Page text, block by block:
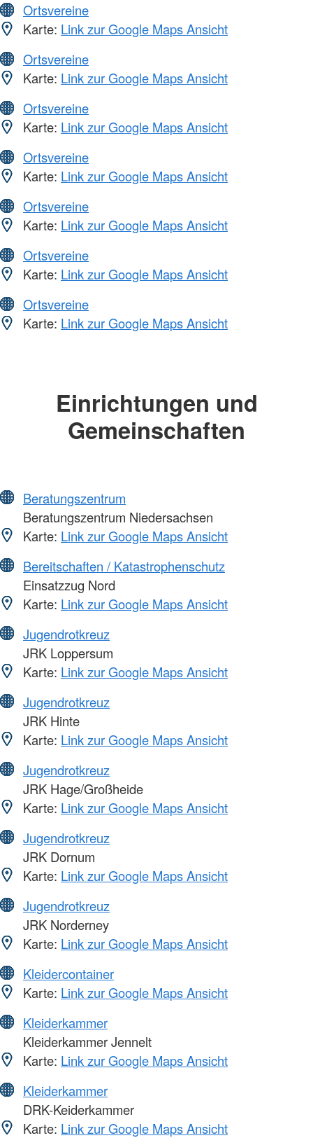
Ortsvereine
Karte: Link zur Google Maps Ansicht
Ortsvereine
Karte: Link zur Google Maps Ansicht
Ortsvereine
Karte: Link zur Google Maps Ansicht
Ortsvereine
Karte: Link zur Google Maps Ansicht
Ortsvereine
Karte: Link zur Google Maps Ansicht
Ortsvereine
Karte: Link zur Google Maps Ansicht
Ortsvereine
Karte: Link zur Google Maps Ansicht
Einrichtungen und
Gemeinschaften
Beratungszentrum
Beratungszentrum Niedersachsen
Karte: Link zur Google Maps Ansicht
Bereitschaften / Katastrophenschutz
Einsatzzug Nord
Karte: Link zur Google Maps Ansicht
Jugendrotkreuz
JRK Loppersum
Karte: Link zur Google Maps Ansicht
Jugendrotkreuz
JRK Hinte
Karte: Link zur Google Maps Ansicht
Jugendrotkreuz
JRK Hage/Großheide
Karte: Link zur Google Maps Ansicht
Jugendrotkreuz
JRK Dornum
Karte: Link zur Google Maps Ansicht
Jugendrotkreuz
JRK Norderney
Karte: Link zur Google Maps Ansicht
Kleidercontainer
Karte: Link zur Google Maps Ansicht
Kleiderkammer
Kleiderkammer Jennelt
Karte: Link zur Google Maps Ansicht
Kleiderkammer
DRK-Keiderkammer
Karte: Link zur Google Maps Ansicht